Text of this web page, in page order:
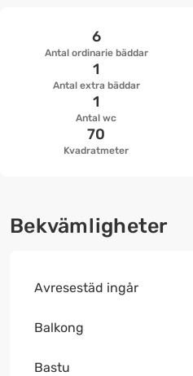
Antal ordinarie bäddar
6
Antal extra bäddar
1
Antal wc
1
Kvadratmeter
70
Bekvämligheter
Avresestäd ingår
Balkong
Bastu